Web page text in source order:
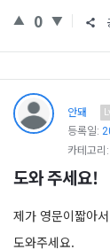
0
안돼
등록일:
카테고리:
도와 주세요!
제가 영문이짧아
도와주세요.